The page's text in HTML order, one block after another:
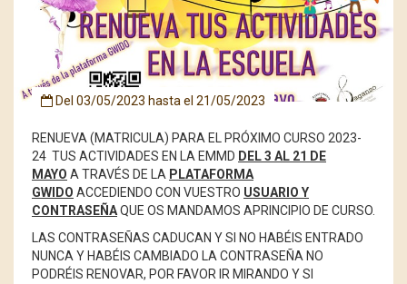
Del 03/05/2023 hasta el 21/05/2023
RENUEVA (MATRICULA) PARA EL PRÓXIMO CURSO 2023-
24 TUS ACTIVIDADES EN LA EMMD DEL 3 AL 21 DE
MAYO A TRAVÉS DE LA PLATAFORMA
GWIDO ACCEDIENDO CON VUESTRO USUARIO Y
CONTRASEÑAQUE OS MANDAMOS APRINCIPIO DE CURSO.
LAS CONTRASEÑAS CADUCAN Y SI NO HABÉIS ENTRADO
NUNCA Y HABÉIS CAMBIADO LA CONTRASEÑA NO
PODRÉIS RENOVAR, POR FAVOR IR MIRANDO Y SI